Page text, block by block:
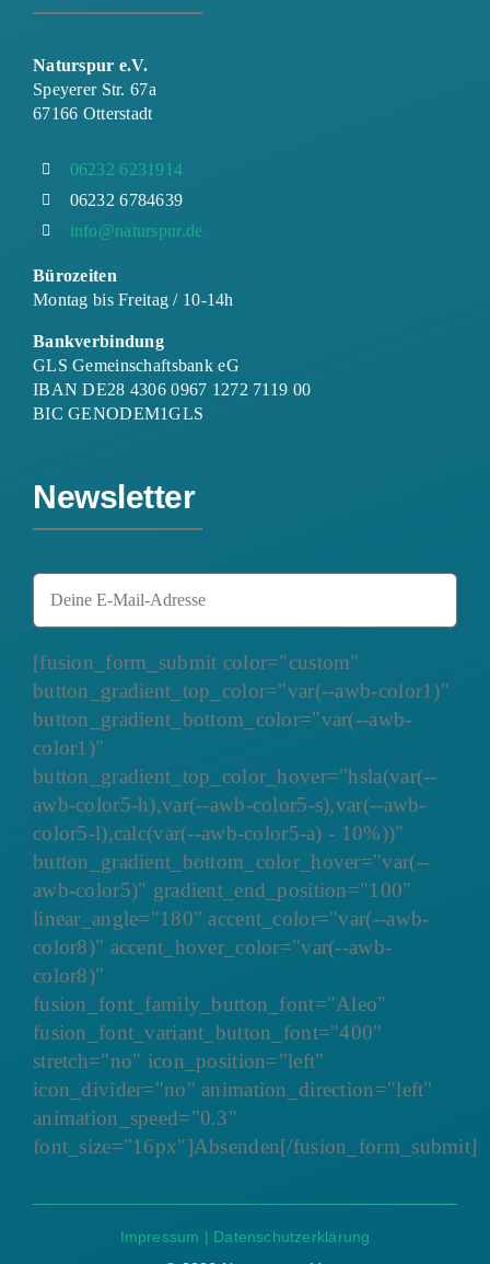
Naturspur e.V.
Speyerer Str. 67a
67166 Otterstadt
06232 6231914
06232 6784639
info@naturspur.de
Bürozeiten
Montag bis Freitag / 10-14h
Bankverbindung
GLS Gemeinschaftsbank eG
IBAN DE28 4306 0967 1272 7119 00
BIC GENODEM1GLS
Newsletter
[fusion_form_submit color="custom"
button_gradient_top_color="var(--awb-color1)"
button_gradient_bottom_color="var(--awb-
color1)"
button_gradient_top_color_hover="hsla(var(--
awb-color5-h),var(--awb-color5-s),var(--awb-
color5-l),calc(var(--awb-color5-a) - 10%))"
button_gradient_bottom_color_hover="var(--
awb-color5)" gradient_end_position="100"
linear_angle="180" accent_color="var(--awb-
color8)" accent_hover_color="var(--awb-
color8)"
fusion_font_family_button_font="Aleo"
fusion_font_variant_button_font="400"
stretch="no" icon_position="left"
icon_divider="no" animation_direction="left"
animation_speed="0.3"
font_size="16px"]Absenden[/fusion_form_submit]
Impressum | Datenschutzerklärung